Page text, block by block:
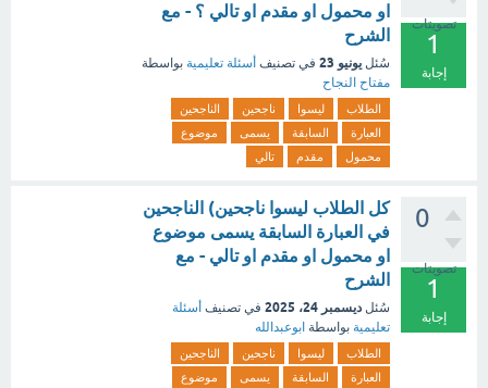
تصويتات
1
إجابة
او محمول او مقدم او تالي ؟ - مع
الشرح
سُئل يونيو 23 في تصنيف أسئلة تعليمية بواسطة
مفتاح النجاح
الطلاب ليسوا ناجحين
الناجحين
العبارة
السابقة يسمى
موضوع
محمول
مقدم تالي
0
تصويتات
1
إجابة
‏كل الطلاب ليسوا ناجحين) ‏الناجحين
في العبارة السابقة يسمى موضوع
او محمول او مقدم او تالي - مع
الشرح
سُئل ديسمبر 24، 2025 في تصنيف أسئلة
تعليمية بواسطة ابوعبدالله
الطلاب ليسوا ناجحين
الناجحين
العبارة
السابقة يسمى
موضوع